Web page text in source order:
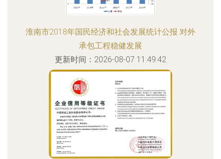
淮南市2018年国民经济和社会发展统计公报 对外
承包工程稳健发展
更新时间：2026-08-07 11:49:42